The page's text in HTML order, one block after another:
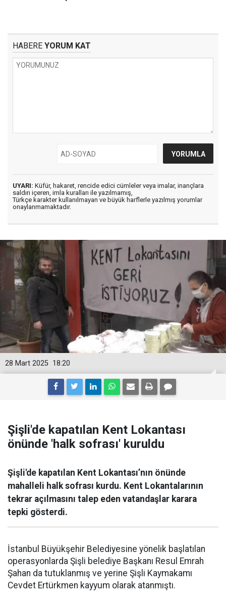
HABERE YORUM KAT
UYARI: Küfür, hakaret, rencide edici cümleler veya imalar, inançlara
saldırı içeren, imla kuralları ile yazılmamış,
Türkçe karakter kullanılmayan ve büyük harflerle yazılmış yorumlar
onaylanmamaktadır.
18:20
28 Mart 2025
Şişli'de kapatılan Kent Lokantası
önünde 'halk sofrası' kuruldu
Şişli'de kapatılan Kent Lokantası’nın önünde
mahalleli halk sofrası kurdu. Kent Lokantalarının
tekrar açılmasını talep eden vatandaşlar karara
tepki gösterdi.
İstanbul Büyükşehir Belediyesine yönelik başlatılan
operasyonlarda Şişli belediye Başkanı Resul Emrah
Şahan da tutuklanmış ve yerine Şişli Kaymakamı
Cevdet Ertürkmen kayyum olarak atanmıştı.